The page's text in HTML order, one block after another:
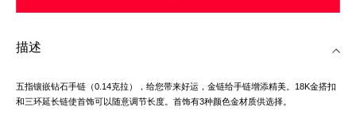
描述
五指镶嵌钻石手链（0.14克拉），给您带来好运，金链给手链增添精美。18K金搭扣
和三环延长链使首饰可以随意调节长度。首饰有3种颜色金材质供选择。